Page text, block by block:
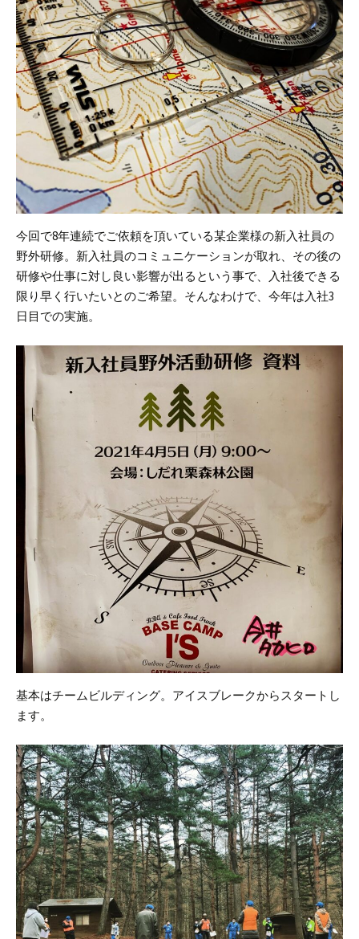
今回で8年連続でご依頼を頂いている某企業様の新入社員の
野外研修。新入社員のコミュニケーションが取れ、その後の
研修や仕事に対し良い影響が出るという事で、入社後できる
限り早く行いたいとのご希望。そんなわけで、今年は入社3
日目での実施。
基本はチームビルディング。 アイスブレークからスタートし
ます。